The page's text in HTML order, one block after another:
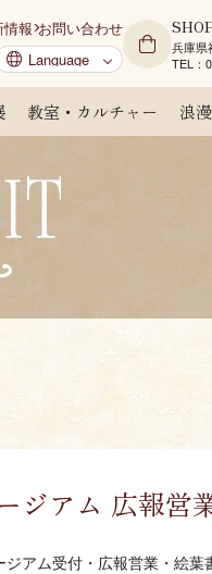
報 お問い合わせ
兵庫県
TEL：
教室・カルチャー 浪
ジアム 広報営
ジアム受付・広報営業・絵葉